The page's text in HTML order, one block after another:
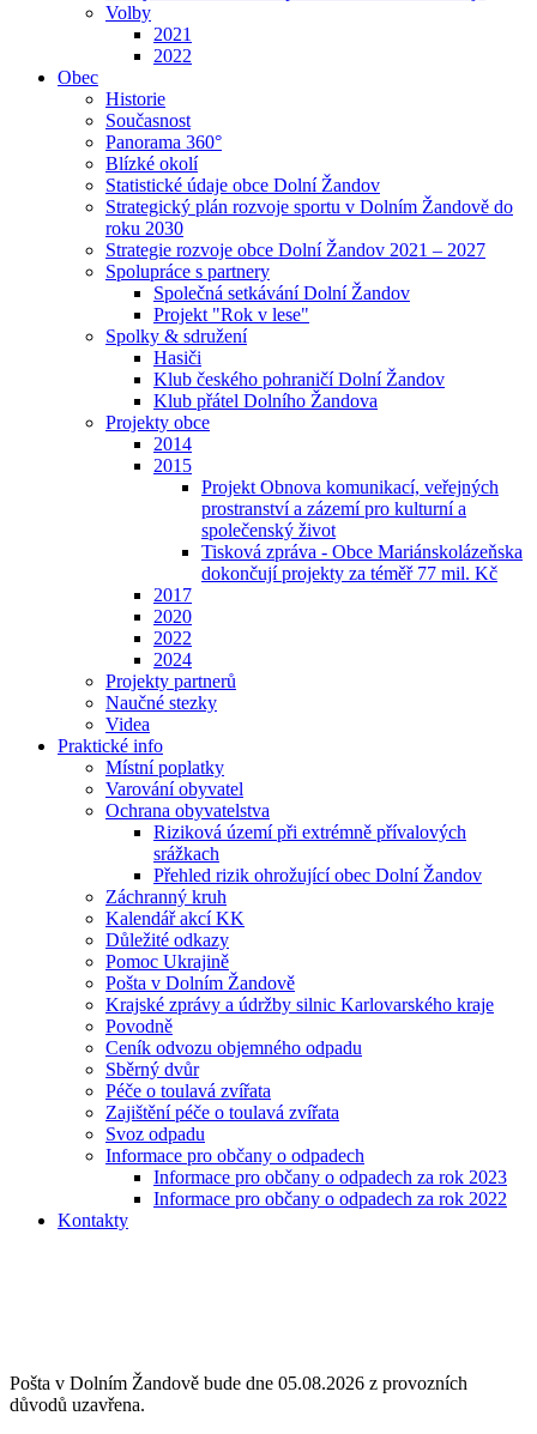
Volby
2021
2022
Obec
Historie
Současnost
Panorama 360°
Blízké okolí
Statistické údaje obce Dolní Žandov
Strategický plán rozvoje sportu v Dolním Žandově do
roku 2030
Strategie rozvoje obce Dolní Žandov 2021 – 2027
Spolupráce s partnery
Společná setkávání Dolní Žandov
Projekt "Rok v lese"
Spolky & sdružení
Hasiči
Klub českého pohraničí Dolní Žandov
Klub přátel Dolního Žandova
Projekty obce
2014
2015
Projekt Obnova komunikací, veřejných
prostranství a zázemí pro kulturní a
společenský život
Tisková zpráva - Obce Mariánskolázeňska
dokončují projekty za téměř 77 mil. Kč
2017
2020
2022
2024
Projekty partnerů
Naučné stezky
Videa
Praktické info
Místní poplatky
Varování obyvatel
Ochrana obyvatelstva
Riziková území při extrémně přívalových
srážkach
Přehled rizik ohrožující obec Dolní Žandov
Záchranný kruh
Kalendář akcí KK
Důležité odkazy
Pomoc Ukrajině
Pošta v Dolním Žandově
Krajské zprávy a údržby silnic Karlovarského kraje
Povodně
Ceník odvozu objemného odpadu
Sběrný dvůr
Péče o toulavá zvířata
Zajištění péče o toulavá zvířata
Svoz odpadu
Informace pro občany o odpadech
Informace pro občany o odpadech za rok 2023
Informace pro občany o odpadech za rok 2022
Kontakty
Pošta v Dolním Žandově bude dne 05.08.2026 z provozních
důvodů uzavřena.